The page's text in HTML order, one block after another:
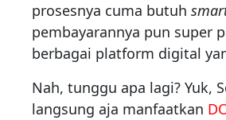
prosesnya cuma butuh
pembayarannya pun super
berbagai platform digital
Nah, tunggu apa lagi? Yuk,
langsung aja manfaatkan